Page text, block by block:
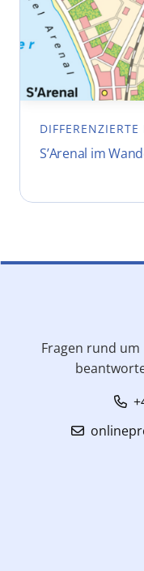
DIFFERENZIERTE
S’Arenal im
Fragen rund